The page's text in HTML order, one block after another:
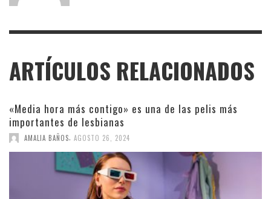
ARTÍCULOS RELACIONADOS
«Media hora más contigo» es una de las pelis más
importantes de lesbianas
AMALIA BAÑOS, AGOSTO 26, 2024